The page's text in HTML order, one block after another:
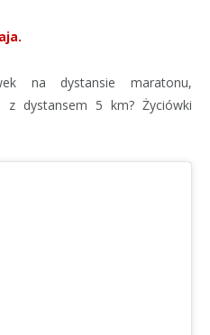
na dystansie maratonu,
dystansem 5 km? Życiówki